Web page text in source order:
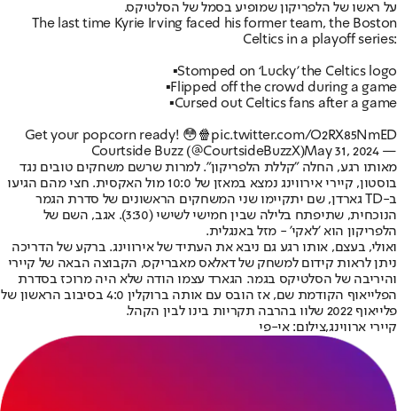
על ראשו של הלפריקון שמופיע בסמל של הסלטיקס.
The last time Kyrie Irving faced his former team, the Boston
Celtics in a playoff series:
▪️Stomped on ‘Lucky’ the Celtics logo
▪️Flipped off the crowd during a game
▪️Cursed out Celtics fans after a game
Get your popcorn ready! 😳🍿pic.twitter.com/O2RX85NmED
— Courtside Buzz (@CourtsideBuzzX)
May 31, 2024
מאותו רגע, החלה "קללת הלפריקון". למרות שרשם משחקים טובים נגד
בוסטון, קיירי אירווינג נמצא במאזן של 10:0 מול האקסית. חצי מהם הגיעו
ב-TD גארדן, שם יתקיימו שני המשחקים הראשונים של סדרת הגמר
הנוכחית, שתיפתח בלילה שבין חמישי לשישי (3:30). אגב, השם של
הלפריקון הוא 'לאקי' - מזל באנגלית.
ואולי, בעצם, אותו רגע גם ניבא את העתיד של אירווינג. ברקע של הדריכה
ניתן לראות קידום למשחק של דאלאס מאבריקס, הקבוצה הבאה של קיירי
והיריבה של הסלטיקס בגמר. הגארד עצמו הודה שלא היה מרוכז בסדרת
הפלייאוף הקודמת שם, אז הובס עם אותה ברוקלין 4:0 בסיבוב הראשון של
פלייאוף 2022 שלוו בהרבה תקריות בינו לבין הקהל.
קיירי ארווינג,צילום: אי-פי